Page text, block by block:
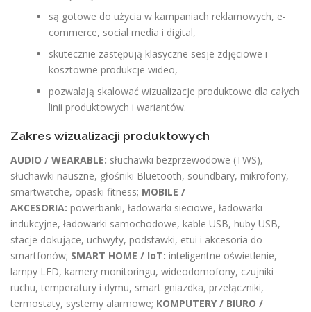
są gotowe do użycia w kampaniach reklamowych, e-
commerce, social media i digital,
skutecznie zastępują klasyczne sesje zdjęciowe i
kosztowne produkcje wideo,
pozwalają skalować wizualizacje produktowe dla całych
linii produktowych i wariantów.
Zakres wizualizacji produktowych
AUDIO / WEARABLE: słuchawki bezprzewodowe (TWS),
słuchawki nauszne, głośniki Bluetooth, soundbary, mikrofony,
smartwatche, opaski fitness; MOBILE /
AKCESORIA: powerbanki, ładowarki sieciowe, ładowarki
indukcyjne, ładowarki samochodowe, kable USB, huby USB,
stacje dokujące, uchwyty, podstawki, etui i akcesoria do
smartfonów; SMART HOME / IoT: inteligentne oświetlenie,
lampy LED, kamery monitoringu, wideodomofony, czujniki
ruchu, temperatury i dymu, smart gniazdka, przełączniki,
termostaty, systemy alarmowe; KOMPUTERY / BIURO /